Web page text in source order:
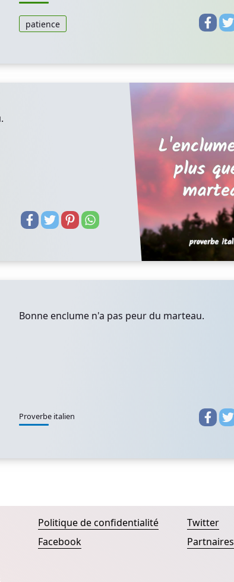
patience
Bonne enclume n'a pas peur du marteau.
Proverbe italien
Politique de confidentialité
Facebook
Twitter
Partnaires